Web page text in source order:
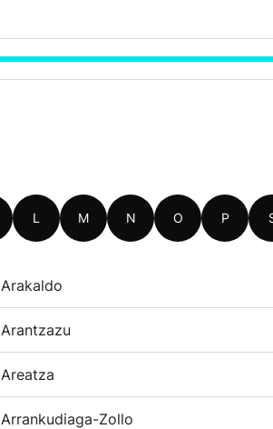
L M N O P
Arakaldo
Arantzazu
Areatza
Arrankudiaga-Zollo